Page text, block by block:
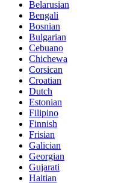
Belarusian
Bengali
Bosnian
Bulgarian
Cebuano
Chichewa
Corsican
Croatian
Dutch
Estonian
Filipino
Finnish
Frisian
Galician
Georgian
Gujarati
Haitian